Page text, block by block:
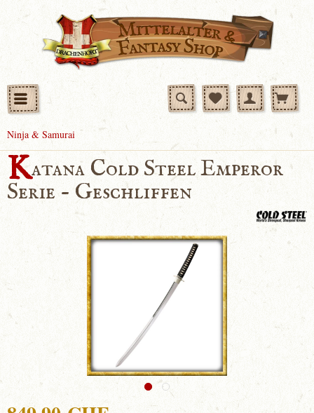
Ninja & Samurai
Katana Cold Steel Emperor
Serie - Geschliffen